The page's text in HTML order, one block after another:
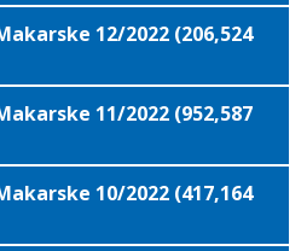
12/2022 (206,524
11/2022 (952,587
10/2022 (417,164